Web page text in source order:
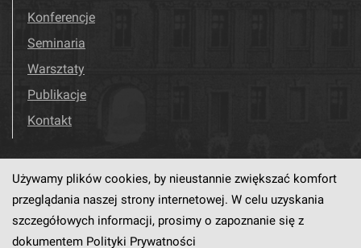
Konferencje
Seminaria
Warsztaty
Publikacje
Kontakt
Odwiedź nas! Facebook
Używamy plików cookies, by nieustannie zwiększać komfort
przeglądania naszej strony internetowej. W celu uzyskania
szczegółowych informacji, prosimy o zapoznanie się z
dokumentem Polityki Prywatności